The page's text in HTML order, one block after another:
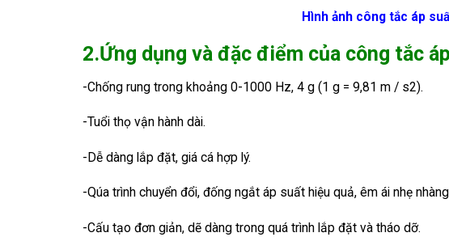
Hình ảnh công tắc áp
2.Ứng dụng và đặc điểm của công tắc
-Chống rung trong khoảng 0-1000 Hz, 4 g (1 g = 9,81 m / s2).
-Tuổi thọ vận hành dài.
-Dễ dàng lắp đặt, giá cá hợp lý.
-Qúa trình chuyển đổi, đống ngắt áp suất hiệu quả, êm ái nhẹ
-Cấu tạo đơn giản, dẽ dàng trong quá trình lắp đặt và tháo dỡ.